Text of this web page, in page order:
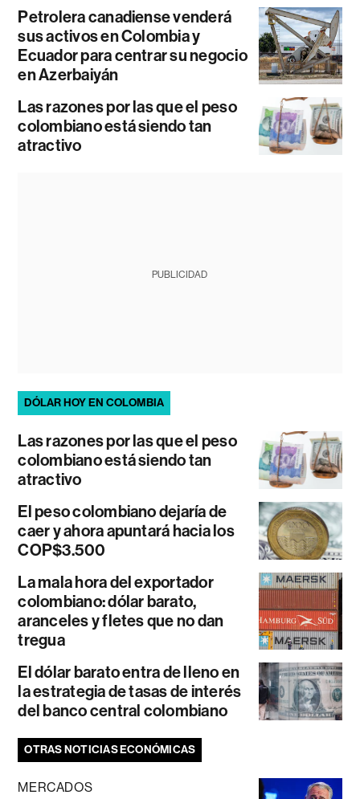
Petrolera canadiense venderá
sus activos en Colombia y
Ecuador para centrar su negocio
en Azerbaiyán
Las razones por las que el peso
colombiano está siendo tan
atractivo
PUBLICIDAD
DÓLAR HOY EN COLOMBIA
Las razones por las que el peso
colombiano está siendo tan
atractivo
El peso colombiano dejaría de
caer y ahora apuntará hacia los
COP$3.500
La mala hora del exportador
colombiano: dólar barato,
aranceles y fletes que no dan
tregua
El dólar barato entra de lleno en
la estrategia de tasas de interés
del banco central colombiano
OTRAS NOTICIAS ECONÓMICAS
MERCADOS